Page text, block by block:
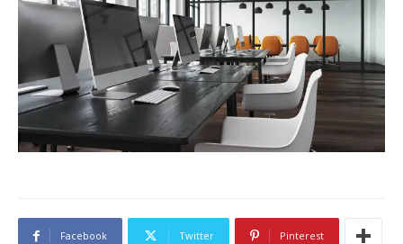
Facebook Twitter Pinterest